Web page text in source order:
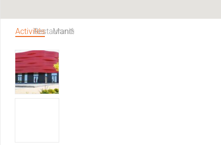
ActivitésRestaurantsManifestations